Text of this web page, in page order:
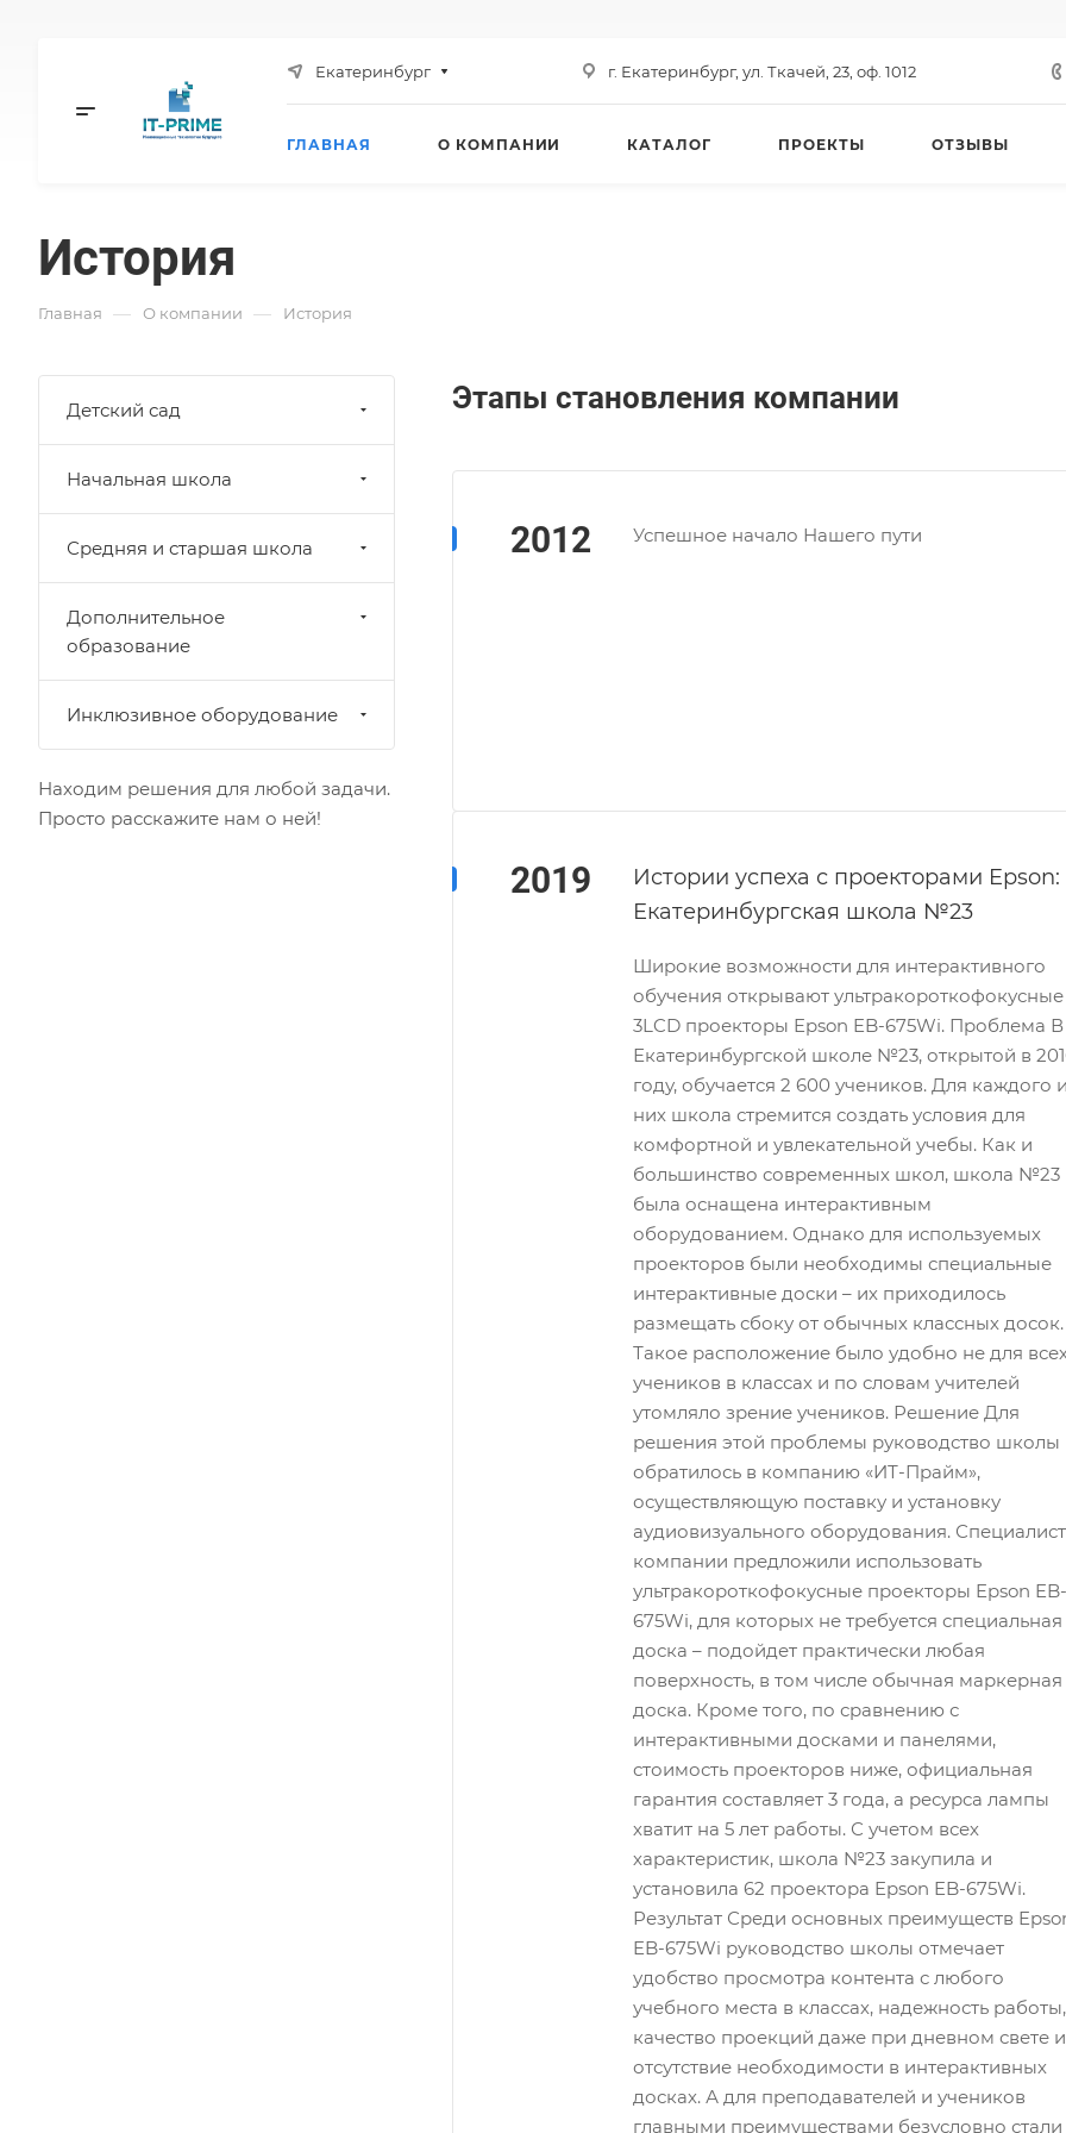
Екатеринбург г. Екатеринбург, ул. Ткачей, 23, оф. 1012
ГЛАВНАЯ О КОМПАНИИ КАТАЛОГ ПРОЕКТЫ ОТЗЫВЫ
История
Главная — О компании — История
Этапы становления компании
2012 Успешное начало Нашего пути
2019
Истории успеха с проекторами Epson:
Екатеринбургская школа №23
Широкие возможности для интерактивного
обучения открывают ультракороткофокусные
3LCD проекторы Epson EB-675Wi. Проблема В
Екатеринбургской школе №23, открытой в
году, обучается 2 600 учеников. Для каждого
них школа стремится создать условия для
комфортной и увлекательной учебы. Как и
большинство современных школ, школа №23
была оснащена интерактивным
оборудованием. Однако для используемых
проекторов были необходимы специальные
интерактивные доски – их приходилось
размещать сбоку от обычных классных досок.
Такое расположение было удобно не для
учеников в классах и по словам учителей
утомляло зрение учеников. Решение Для
решения этой проблемы руководство школы
обратилось в компанию «ИТ-Прайм»,
осуществляющую поставку и установку
аудиовизуального оборудования.
компании предложили использовать
ультракороткофокусные проекторы Epson EB-
675Wi, для которых не требуется специальная
доска – подойдет практически любая
поверхность, в том числе обычная маркерная
доска. Кроме того, по сравнению с
интерактивными досками и панелями,
стоимость проекторов ниже, официальная
гарантия составляет 3 года, а ресурса лампы
хватит на 5 лет работы. С учетом всех
характеристик, школа №23 закупила и
установила 62 проектора Epson EB-675Wi.
Результат Среди основных преимуществ
EB-675Wi руководство школы отмечает
удобство просмотра контента с любого
учебного места в классах, надежность работы,
качество проекций даже при дневном свете и
отсутствие необходимости в интерактивных
досках. А для преподавателей и учеников
главными преимуществами безусловно стали
Детский сад
Начальная школа
Средняя и старшая школа
Дополнительное
образование
Инклюзивное оборудование
Находим решения для любой задачи.
Просто расскажите нам о ней!